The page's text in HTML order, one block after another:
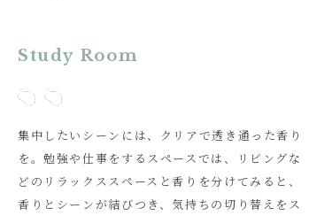
Study Room
集中したいシーンには、クリアで透き通った香り
を。勉強や仕事をするスペースでは、リビングな
どのリラックススペースと香りを分けてみると、
香りとシーンが結びつき、気持ちの切り替えをス